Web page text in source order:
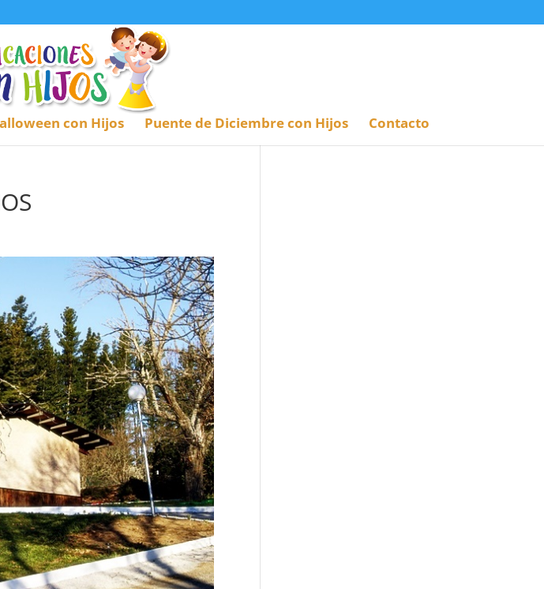
con Hijos Puente de Diciembre con Hijos Contacto